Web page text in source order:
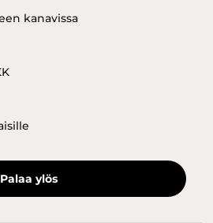
kanavissa
Palaa ylös